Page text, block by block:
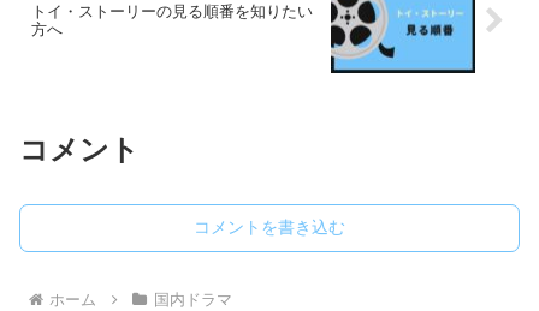
トイ・ストーリーの見る順番を知りたい
方へ
コメント
コメントを書き込む
ホーム 国内ドラマ